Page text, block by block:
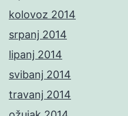
kolovoz 2014
srpanj 2014
lipanj 2014
svibanj 2014
travanj 2014